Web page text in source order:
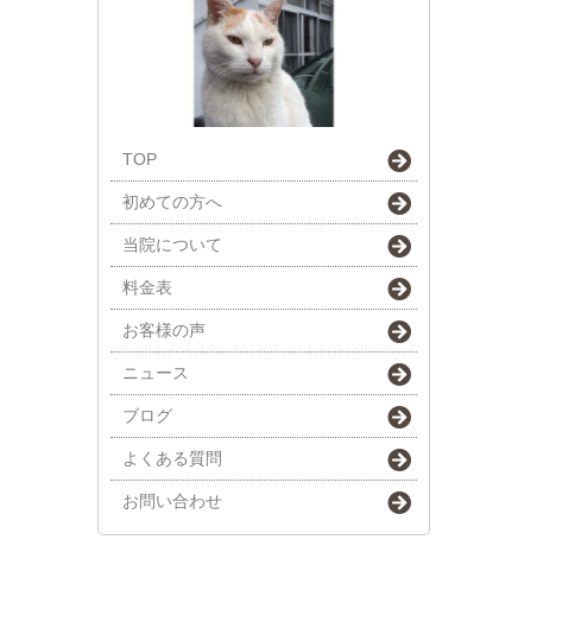
TOP
初めての方へ
当院について
料金表
お客様の声
ニュース
ブログ
よくある質問
お問い合わせ